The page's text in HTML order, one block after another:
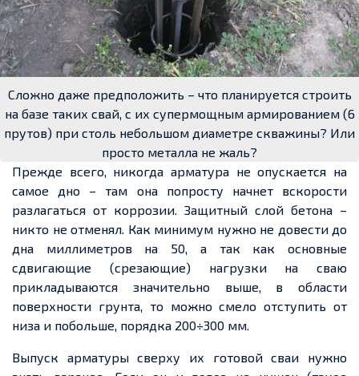
Сложно даже предположить – что планируется строить
на базе таких свай, с их супермощным армированием (6
прутов) при столь небольшом диаметре скважины? Или
просто металла не жаль?
Прежде всего, никогда арматура не опускается на
самое дно – там она попросту начнет вскорости
разлагаться от коррозии. Защитный слой бетона –
никто не отменял. Как минимум нужно не довести до
дна миллиметров на 50, а так как основные
сдвигающие (срезающие) нагрузки на сваю
прикладываются значительно выше, в области
поверхности грунта, то можно смело отступить от
низа и побольше, порядка 200÷300 мм.
Выпуск арматуры сверху их готовой сваи нужно